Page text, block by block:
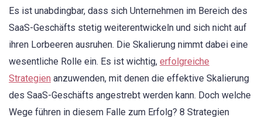
Es ist unabdingbar, dass sich Unternehmen im Bereich des
SaaS-Geschäfts stetig weiterentwickeln und sich nicht auf
ihren Lorbeeren ausruhen. Die Skalierung nimmt dabei eine
wesentliche Rolle ein. Es ist wichtig, erfolgreiche
Strategien anzuwenden, mit denen die effektive Skalierung
des SaaS-Geschäfts angestrebt werden kann. Doch welche
Wege führen in diesem Falle zum Erfolg? 8 Strategien